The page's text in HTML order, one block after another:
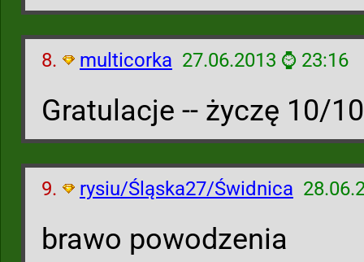
8. multicorka 27.06.2013 ⌚ 23:16
Gratulacje -- życzę 10/
9. rysiu/Śląska27/Świdnica
brawo powodzenia